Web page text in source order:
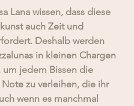
Lana wissen, dass diese
auch Zeit und
Deshalb werden
in kleinen Chargen
um jedem Bissen die
zu verleihen, die ihr
wenn es manchmal